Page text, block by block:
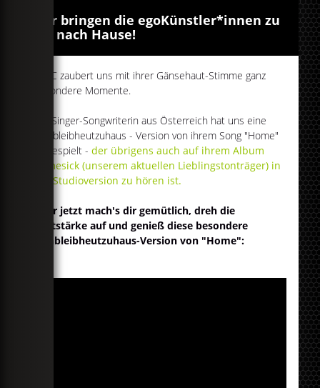
Wir bringen die egoKünstler*innen zu
dir nach Hause!
AVEC zaubert uns mit ihrer Gänsehaut-Stimme ganz
besondere Momente.
Die Singer-Songwriterin aus Österreich hat uns eine
#ichbleibheutzuhaus - Version von ihrem Song "Home"
eingespielt -der übrigens auch auf ihrem Album
Homesick (unserem aktuellen Lieblingstonträger) in
der Studioversion zu hören ist.
Aber jetzt mach's dir gemütlich, dreh die
Lautstärke auf und genieß diese besondere
#ichbleibheutzuhaus-Version von "Home":